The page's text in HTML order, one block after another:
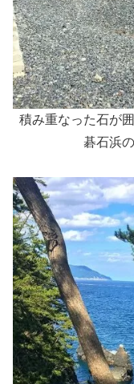
積み重なった石が
碁石浜